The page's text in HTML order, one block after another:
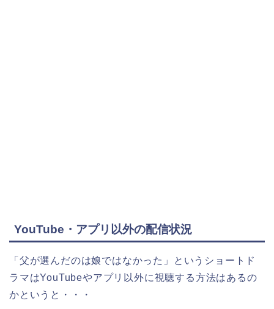
YouTube・アプリ以外の配信状況
「父が選んだのは娘ではなかった」というショートド
ラマはYouTubeやアプリ以外に視聴する方法はあるの
かというと・・・